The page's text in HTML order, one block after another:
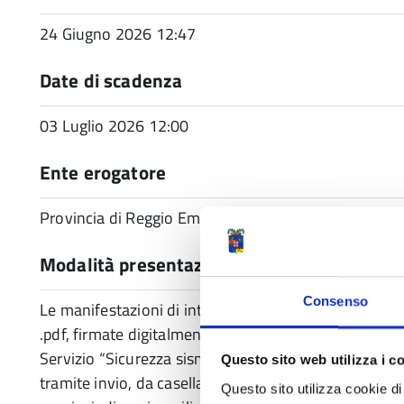
Consenso
Questo sito web utilizza i
Questo sito utilizza cookie
24 Giugno 2026 12:47
Date di scadenza
03 Luglio 2026 12:00
Ente erogatore
Provincia di Reggio Emilia
Modalità presentazione
Le manifestazioni di interesse redatte sulla
.pdf, firmate digitalmente dal legale
Servizio “Sicurezza sismica, Edilizia e
tramite invio, da casella di posta certificata, al